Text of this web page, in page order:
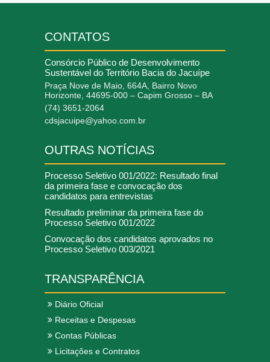
CONTATOS
Consórcio Público de Desenvolvimento
Sustentável do Território Bacia do Jacuípe
Praça Nove de Maio, 664A, Bairro Novo
Horizonte, 44695-000 – Capim Grosso – BA
(74) 3651-2064
cdsjacuipe@yahoo.com.br
OUTRAS NOTÍCIAS
Processo Seletivo 001/2022: Resultado final
da primeira fase e convocação dos
candidatos para entrevistas
Resultado preliminar da primeira fase do
Processo Seletivo 001/2022
Convocação dos candidatos aprovados no
Processo Seletivo 003/2021
TRANSPARÊNCIA
Diário Oficial
Receitas e Despesas
Contas Públicas
Licitações e Contratos